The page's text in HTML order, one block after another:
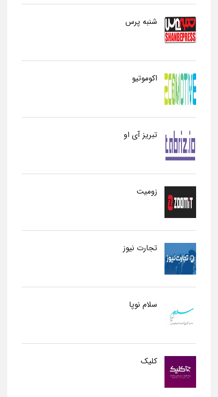
شنبه پرس
اکوموتیو
تبریز آی او
زومیت
تجارت نیوز
سلام نوپا
کلیک